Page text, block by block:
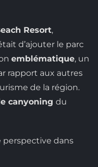
Resort,
d’ajouter le parc
emblématique, un
rapport aux autres
de la région.
canyoning du
perspective dans